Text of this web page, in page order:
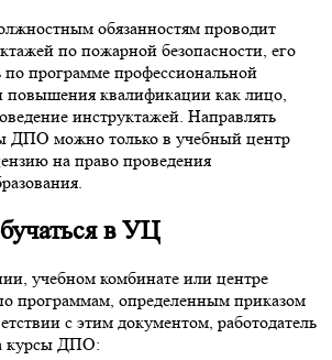
обязанностям проводит
по пожарной безопасности, его
по программе профессиональной
повышения квалификации как лицо,
инструктажей. Направлять
ДПО можно только в учебный центр
на право проведения
в УЦ
учебном комбинате или центре
программам, определенным приказом
с этим документом, работодатель
курсы ДПО: